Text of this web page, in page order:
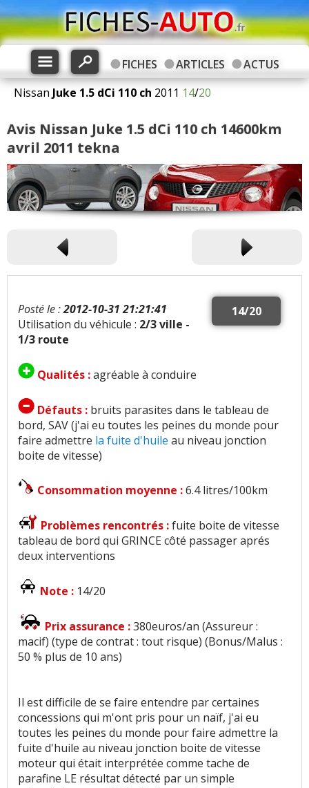
FICHES ARTICLES
ACTUS
Nissan Juke 1.5 dCi 110 ch 2011 14/20
Avis Nissan Juke 1.5 dCi 110 ch 14600km
avril 2011 tekna
14/20
Posté le :2012-10-31 21:21:41
Utilisation du véhicule : 2/3 ville -
1/3 route
Qualités :agréable à conduire
Défauts : bruits parasites dans le tableau de
bord, SAV (j'ai eu toutes les peines du monde pour
faire admettre la fuite d'huile au niveau jonction
boite de vitesse)
Consommation moyenne :6.4 litres/100km
Problèmes rencontrés :fuite boite de vitesse
tableau de bord qui GRINCE côté passager aprés
deux interventions
Note : 14/20
Prix assurance :380euros/an (Assureur :
macif) (type de contrat : tout risque) (Bonus/Malus :
50 % plus de 10 ans)
Il est difficile de se faire entendre par certaines
concessions qui m'ont pris pour un naïf, j'ai eu
toutes les peines du monde pour faire admettre la
fuite d'huile au niveau jonction boite de vitesse
moteur qui était interprétée comme tache de
parafine LE résultat détecté par un simple